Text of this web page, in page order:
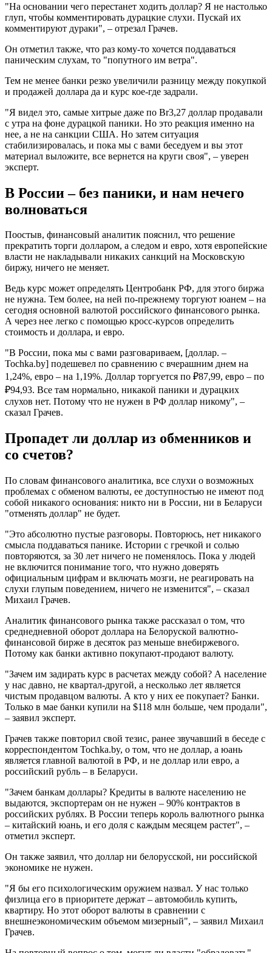
"На основании чего перестанет ходить доллар? Я не настолько
глуп, чтобы комментировать дурацкие слухи. Пускай их
комментируют дураки", – отрезал Грачев.
Он отметил также, что раз кому-то хочется поддаваться
паническим слухам, то "попутного им ветра".
Тем не менее банки резко увеличили разницу между покупкой
и продажей доллара да и курс кое-где задрали.
"Я видел это, самые хитрые даже по Br3,27 доллар продавали
с утра на фоне дурацкой паники. Но это реакция именно на
нее, а не на санкции США. Но затем ситуация
стабилизировалась, и пока мы с вами беседуем и вы этот
материал выложите, все вернется на круги своя", – уверен
эксперт.
В России – без паники, и нам нечего
волноваться
Поостыв, финансовый аналитик пояснил, что решение
прекратить торги долларом, а следом и евро, хотя европейские
власти не накладывали никаких санкций на Московскую
биржу, ничего не меняет.
Ведь курс может определять Центробанк РФ, для этого биржа
не нужна. Тем более, на ней по-прежнему торгуют юанем – на
сегодня основной валютой российского финансового рынка.
А через нее легко с помощью кросс-курсов определить
стоимость и доллара, и евро.
"В России, пока мы с вами разговариваем, [доллар. –
Tochka.by] подешевел по сравнению с вчерашним днем на
1,24%, евро – на 1,19%. Доллар торгуется по ₽87,99, евро – по
₽94,93. Все там нормально, никакой паники и дурацких
слухов нет. Потому что не нужен в РФ доллар никому", –
сказал Грачев.
Пропадет ли доллар из обменников и
со счетов?
По словам финансового аналитика, все слухи о возможных
проблемах с обменом валюты, ее доступностью не имеют под
собой никакого основания: никто ни в России, ни в Беларуси
"отменять доллар" не будет.
"Это абсолютно пустые разговоры. Повторюсь, нет никакого
смысла поддаваться панике. Истории с гречкой и солью
повторяются, за 30 лет ничего не поменялось. Пока у людей
не включится понимание того, что нужно доверять
официальным цифрам и включать мозги, не реагировать на
слухи глупым поведением, ничего не изменится", – сказал
Михаил Грачев.
Аналитик финансового рынка также рассказал о том, что
среднедневной оборот доллара на Белоруской валютно-
финансовой бирже в десяток раз меньше внебиржевого.
Потому как банки активно покупают-продают валюту.
"Зачем им задирать курс в расчетах между собой? А население
у нас давно, не квартал-другой, а несколько лет является
чистым продавцом валюты. А кто у них ее покупает? Банки.
Только в мае банки купили на $118 млн больше, чем продали",
– заявил эксперт.
Грачев также повторил свой тезис, ранее звучавший в беседе с
корреспондентом Tochka.by, о том, что не доллар, а юань
является главной валютой в РФ, и не доллар или евро, а
российский рубль – в Беларуси.
"Зачем банкам доллары? Кредиты в валюте населению не
выдаются, экспортерам он не нужен – 90% контрактов в
российских рублях. В России теперь король валютного рынка
– китайский юань, и его доля с каждым месяцем растет", –
отметил эксперт.
Он также заявил, что доллар ни белорусской, ни российской
экономике не нужен.
"Я бы его психологическим оружием назвал. У нас только
физлица его в приоритете держат – автомобиль купить,
квартиру. Но этот оборот валюты в сравнении с
внешнеэкономическим объемом мизерный", – заявил Михаил
Грачев.